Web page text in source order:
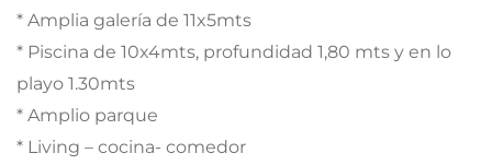
* Amplia galería de 11x5mts
* Piscina de 10x4mts, profundidad 1,80 mts y en lo
playo 1.30mts
* Amplio parque
* Living – cocina- comedor